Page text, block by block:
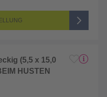
(5,5 x 15,0
HUSTEN